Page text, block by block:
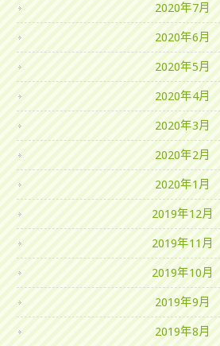
2020年7月
2020年6月
2020年5月
2020年4月
2020年3月
2020年2月
2020年1月
2019年12月
2019年11月
2019年10月
2019年9月
2019年8月